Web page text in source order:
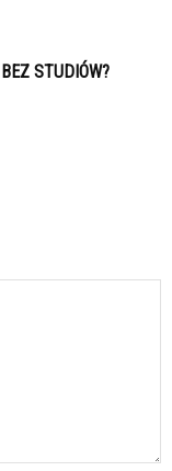
STUDIÓW?